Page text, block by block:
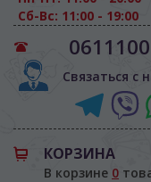
Сб-Вс: 11:00 - 19:00
Связаться с
КОРЗИНА
В корзине 0